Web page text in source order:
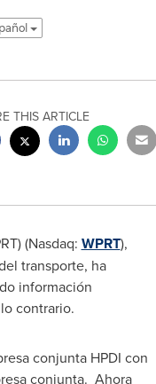
THIS ARTICLE
(Nasdaq: WPRT),
transporte, ha
información
contrario.
conjunta HPDI con
conjunta. Ahora